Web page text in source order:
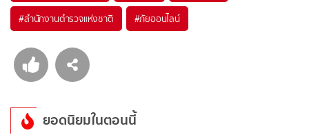
#สำนักงานตำรวจแห่งชาติ #ภัยออนไลน์
ยอดนิยมในตอนนี้